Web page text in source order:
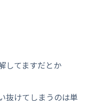
してますだとか
けてしまうのは単